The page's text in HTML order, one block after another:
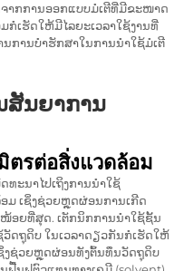
າກການອອກແບບມໍເຕີທີ່ມີຂະໜາດ
ກໍເຮັດໃຫ້ມີໄລຍະເວລາໃຊ້ງານທີ່
ການບໍາຮັກສາໃນການນຳໃຊ້ມໍເຕີ
ສັນຍາການ
ตรต่อสิ่งแวดล้อม
ະນາໄປເຖິງການນຳໃຊ້
ມ ເຊິ່ງຊ່ວຍຫຼຸດຜ່ອນການເກີດ
ອຍທີ່ສຸດ. ເຕັກນິກການນຳໃຊ້ຊັ້ນ
ຖຸດິບ ໃນເວລາດຽວກັນກໍເຮັດໃຫ້
ງຊ່ວຍຫຼຸດຜ່ອນທັງຕົ້ນທຶນວັດຖຸດິບ